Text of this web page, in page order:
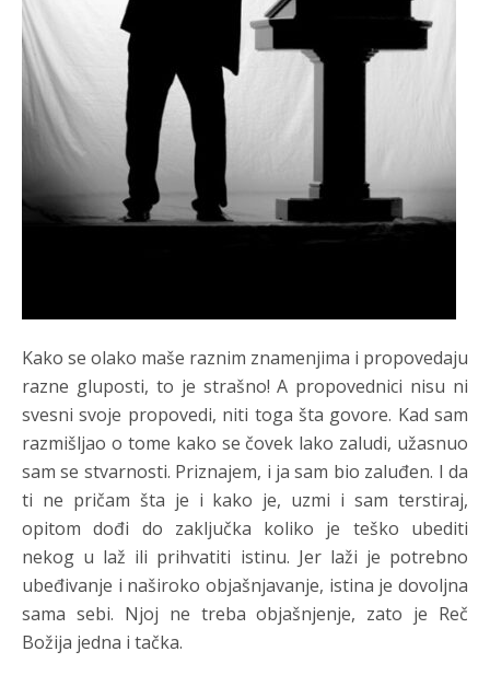
Kako se olako maše raznim znamenjima i propovedaju
razne gluposti, to je strašno! A propovednici nisu ni
svesni svoje propovedi, niti toga šta govore. Kad sam
razmišljao o tome kako se čovek lako zaludi, užasnuo
sam se stvarnosti. Priznajem, i ja sam bio zaluđen. I da
ti ne pričam šta je i kako je, uzmi i sam terstiraj,
opitom dođi do zaključka koliko je teško ubediti
nekog u laž ili prihvatiti istinu. Jer laži je potrebno
ubeđivanje i naširoko objašnjavanje, istina je dovoljna
sama sebi. Njoj ne treba objašnjenje, zato je Reč
Božija jedna i tačka.